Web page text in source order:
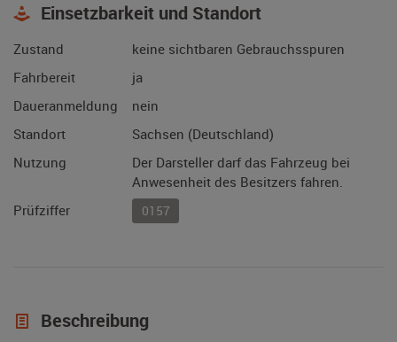
Einsetzbarkeit und Standort
Zustand
keine sichtbaren Gebrauchsspuren
Fahrbereit
ja
Daueranmeldung
nein
Standort
Sachsen (Deutschland)
Nutzung
Der Darsteller darf das Fahrzeug bei
Anwesenheit des Besitzers fahren.
Prüfziffer
0157
Beschreibung